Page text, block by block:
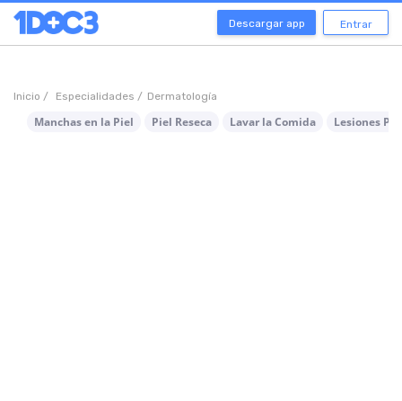
Descargar app Entrar
Inicio / Especialidades / Dermatología
Manchas en la Piel Piel Reseca Lavar la Comida Lesiones